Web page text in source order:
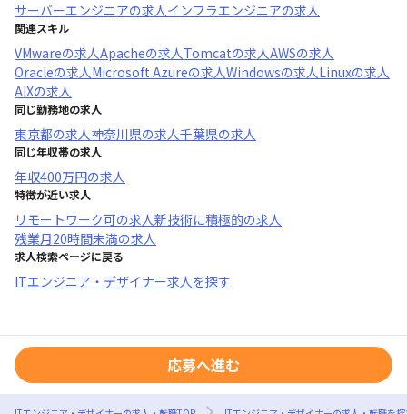
サーバーエンジニアの求人インフラエンジニアの求人
関連スキル
VMwareの求人Apacheの求人Tomcatの求人AWSの求人
Oracleの求人Microsoft Azureの求人Windowsの求人Linuxの求人
AIXの求人
同じ勤務地の求人
東京都の求人神奈川県の求人千葉県の求人
同じ年収帯の求人
年収400万円の求人
特徴が近い求人
リモートワーク可の求人新技術に積極的の求人
残業月20時間未満の求人
求人検索ページに戻る
ITエンジニア・デザイナー求人を探す
応募へ進む